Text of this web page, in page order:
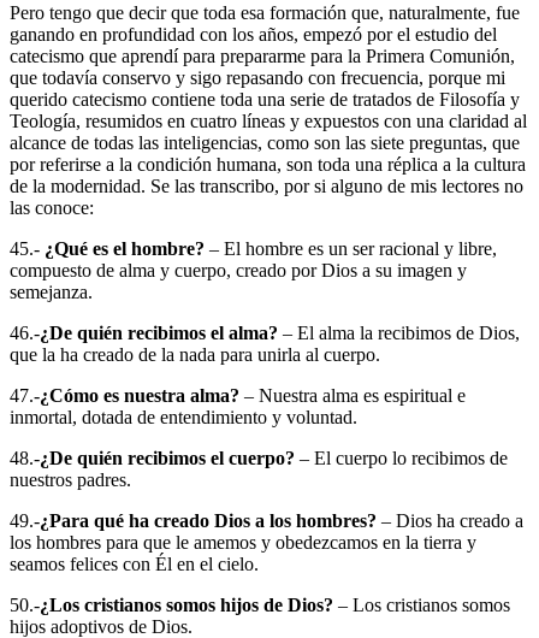
Pero tengo que decir que toda esa formación que, naturalmente, fue
ganando en profundidad con los años, empezó por el estudio del
catecismo que aprendí para prepararme para la Primera Comunión,
que todavía conservo y sigo repasando con frecuencia, porque mi
querido catecismo contiene toda una serie de tratados de Filosofía y
Teología, resumidos en cuatro líneas y expuestos con una claridad al
alcance de todas las inteligencias, como son las siete preguntas, que
por referirse a la condición humana, son toda una réplica a la cultura
de la modernidad. Se las transcribo, por si alguno de mis lectores no
las conoce:
45.- ¿Qué es el hombre? – El hombre es un ser racional y libre,
compuesto de alma y cuerpo, creado por Dios a su imagen y
semejanza.
46.-¿De quién recibimos el alma? – El alma la recibimos de Dios,
que la ha creado de la nada para unirla al cuerpo.
47.-¿Cómo es nuestra alma? – Nuestra alma es espiritual e
inmortal, dotada de entendimiento y voluntad.
48.-¿De quién recibimos el cuerpo? – El cuerpo lo recibimos de
nuestros padres.
49.-¿Para qué ha creado Dios a los hombres? – Dios ha creado a
los hombres para que le amemos y obedezcamos en la tierra y
seamos felices con Él en el cielo.
50.-¿Los cristianos somos hijos de Dios? – Los cristianos somos
hijos adoptivos de Dios.